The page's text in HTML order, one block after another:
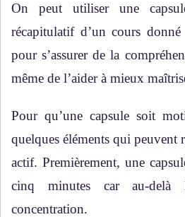
On peut utiliser une
récapitulatif d’un cours
pour s’assurer de la
même de l’aider à mieux
Pour qu’une capsule soit
quelques éléments qui peuvent
actif. Premièrement, une
cinq minutes car au-delà
concentration.